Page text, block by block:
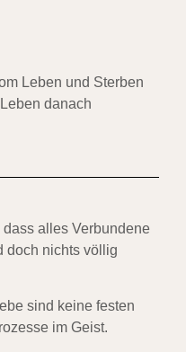
Leben und Sterben
danach
dass alles Verbundene
doch nichts völlig
sind keine festen
im Geist.